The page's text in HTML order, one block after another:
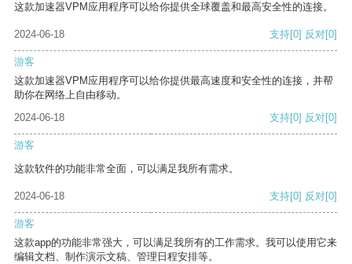
这款加速器VPM应用程序可以给你提供全球覆盖和最高安全性的连接。
2024-06-18 支持[0] 反对[0]
游客
这款加速器VPM应用程序可以给你提供最高速度和安全性的连接，并帮
助你在网络上自由移动。
2024-06-18
支持[0] 反对[0]
游客
这款软件的功能非常全面，可以满足我所有需求。
2024-06-18 支持[0] 反对[0]
游客
这款app的功能非常强大，可以满足我所有的工作需求。我可以使用它来
编辑文档、制作演示文稿、管理日程安排等。